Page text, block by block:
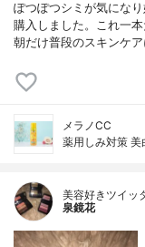
ぽつぽつシミが気にな
購入しました。これ一
朝だけ普段のスキンケ
メラノCC
薬用しみ対策 美
美容好きツイッ
泉鏡花